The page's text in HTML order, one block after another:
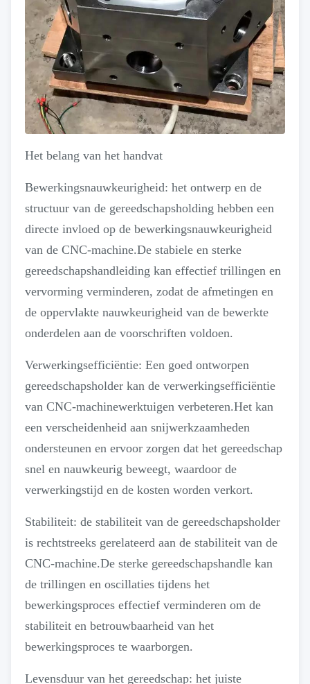
Het belang van het handvat
Bewerkingsnauwkeurigheid: het ontwerp en de
structuur van de gereedschapsholding hebben een
directe invloed op de bewerkingsnauwkeurigheid
van de CNC-machine.De stabiele en sterke
gereedschapshandleiding kan effectief trillingen en
vervorming verminderen, zodat de afmetingen en
de oppervlakte nauwkeurigheid van de bewerkte
onderdelen aan de voorschriften voldoen.
Verwerkingsefficiëntie: Een goed ontworpen
gereedschapsholder kan de verwerkingsefficiëntie
van CNC-machinewerktuigen verbeteren.Het kan
een verscheidenheid aan snijwerkzaamheden
ondersteunen en ervoor zorgen dat het gereedschap
snel en nauwkeurig beweegt, waardoor de
verwerkingstijd en de kosten worden verkort.
Stabiliteit: de stabiliteit van de gereedschapsholder
is rechtstreeks gerelateerd aan de stabiliteit van de
CNC-machine.De sterke gereedschapshandle kan
de trillingen en oscillaties tijdens het
bewerkingsproces effectief verminderen om de
stabiliteit en betrouwbaarheid van het
bewerkingsproces te waarborgen.
Levensduur van het gereedschap: het juiste